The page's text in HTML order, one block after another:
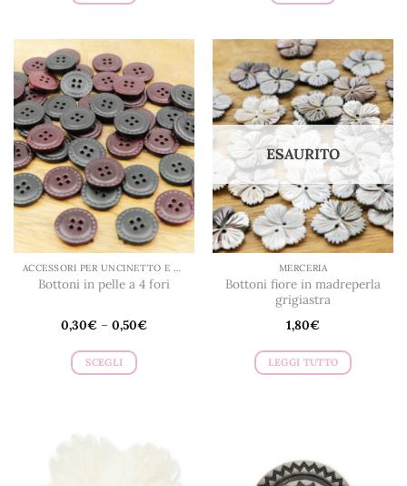
ha
più
varianti.
Le
opzioni
possono
essere
scelte
nella
pagina
del
prodotto
ha
più
varianti.
Le
opzioni
possono
essere
scelte
nella
pagina
del
prodotto
ACCESSORI PER UNCINETTO E MAGLIA
Bottoni in pelle a 4 fori
0,30€ – 0,50€
SCEGLI
più
ESAURITO
MERCERIA
Bottoni fiore in madreperla
grigiastra
1,80€
LEGGI TUTTO